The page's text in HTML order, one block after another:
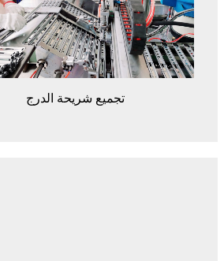
تجميع شريحة الدرج